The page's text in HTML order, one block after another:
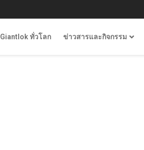
Giantlok ทั่วโลก ข่าวสารและกิจกรรม